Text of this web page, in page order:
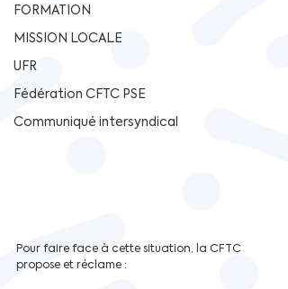
FORMATION
MISSION LOCALE
UFR
Fédération CFTC PSE
Communiqué intersyndical
Pour faire face à cette situation, la CFTC
propose et réclame :